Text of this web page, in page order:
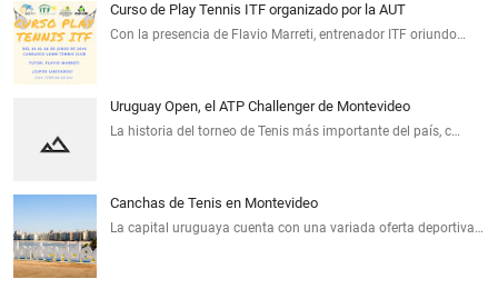
Curso de Play Tennis ITF organizado por la AUT
Con la presencia de Flavio Marreti, entrenador ITF oriundo…
Uruguay Open, el ATP Challenger de Montevideo
La historia del torneo de Tenis más importante del país, c…
Canchas de Tenis en Montevideo
La capital uruguaya cuenta con una variada oferta deportiva…